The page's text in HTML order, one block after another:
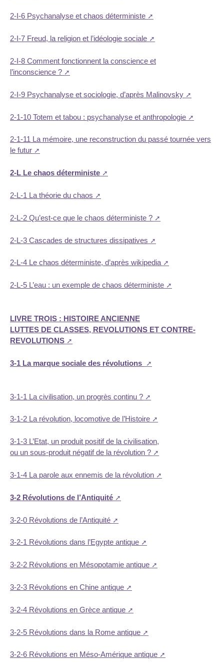
2-I-6 Psychanalyse et chaos déterministe
2-I-7 Freud, la religion et l’idéologie sociale
2-I-8 Comment fonctionnent la conscience et
l’inconscience ?
2-I-9 Psychanalyse et sociologie, d’après Malinovsky
2-1-10 Totem et tabou : psychanalyse et anthropologie
2-1-11 La mémoire, une reconstruction du passé tournée vers
le futur
2-L Le chaos déterministe
2-L-1 La théorie du chaos
2-L-2 Qu’est-ce que le chaos déterministe ?
2-L-3 Cascades de structures dissipatives
2-L-4 Le chaos déterministe, d’après wikipedia
2-L-5 L’eau : un exemple de chaos déterministe
LIVRE TROIS : HISTOIRE ANCIENNE
LUTTES DE CLASSES, REVOLUTIONS ET CONTRE-
REVOLUTIONS
3-1 La marque sociale des révolutions
3-1-1 La civilisation, un progrès continu ?
3-1-2 La révolution, locomotive de l’Histoire
3-1-3 L’Etat, un produit positif de la civilisation,
ou un sous-produit négatif de la révolution ?
3-1-4 La parole aux ennemis de la révolution
3-2 Révolutions de l’Antiquité
3-2-0 Révolutions de l’Antiquité
3-2-1 Révolutions dans l’Egypte antique
3-2-2 Révolutions en Mésopotamie antique
3-2-3 Révolutions en Chine antique
3-2-4 Révolutions en Grèce antique
3-2-5 Révolutions dans la Rome antique
3-2-6 Révolutions en Méso-Amérique antique